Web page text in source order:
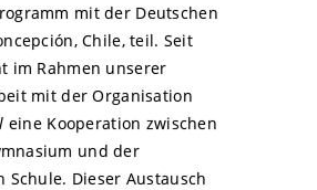
mit der Deutschen
Chile, teil. Seit
im Rahmen unserer
mit der Organisation
eine Kooperation zwischen
und der
Schule. Dieser Austausch